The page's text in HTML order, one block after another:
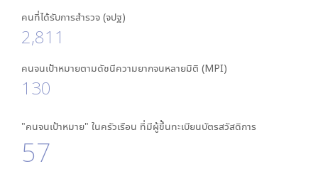
คนที่ได้รับการสำรวจ (จปฐ)
2,811
คนจนเป้าหมายตามดัชนีความยากจนหลายมิติ (MPI)
130
"คนจนเป้าหมาย" ในครัวเรือน ที่มีผู้ขึ้นทะเบียนบัตรสวัสดิการ
57